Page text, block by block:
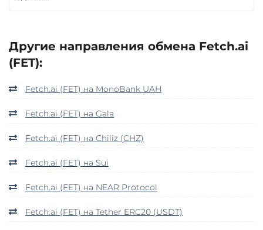
Другие направления обмена Fetch.ai
(FET):
Fetch.ai (FET) на MonoBank UAH
Fetch.ai (FET) на Gala
Fetch.ai (FET) на Chiliz (CHZ)
Fetch.ai (FET) на Sui
Fetch.ai (FET) на NEAR Protocol
Fetch.ai (FET) на Tether ERC20 (USDT)